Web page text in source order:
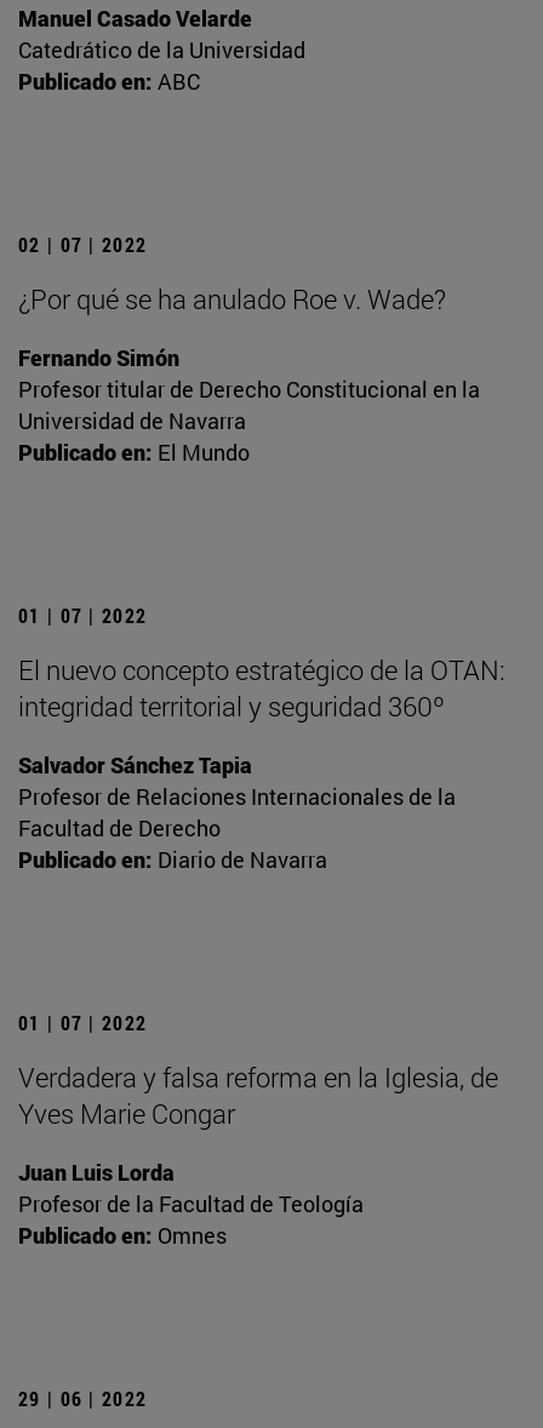
Manuel Casado Velarde
Catedrático de la Universidad
Publicado en: ABC
02 | 07 | 2022
¿Por qué se ha anulado Roe v. Wade?
Fernando Simón
Profesor titular de Derecho Constitucional en la
Universidad de Navarra
Publicado en: El Mundo
01 | 07 | 2022
El nuevo concepto estratégico de la OTAN:
integridad territorial y seguridad 360º
Salvador Sánchez Tapia
Profesor de Relaciones Internacionales de la
Facultad de Derecho
Publicado en: Diario de Navarra
01 | 07 | 2022
Verdadera y falsa reforma en la Iglesia, de
Yves Marie Congar
Juan Luis Lorda
Profesor de la Facultad de Teología
Publicado en: Omnes
29 | 06 | 2022